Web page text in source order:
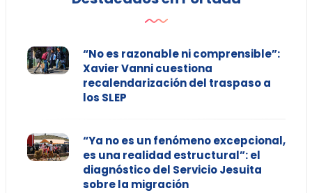
“No es razonable ni comprensible”:
Xavier Vanni cuestiona
recalendarización del traspaso a
los SLEP
“Ya no es un fenómeno excepcional,
es una realidad estructural”: el
diagnóstico del Servicio Jesuita
sobre la migración